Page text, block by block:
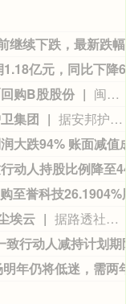
购B股股份
闽灿坤B公告称，公司拟以集中竞价交易方式回购境内上市外资股B股，回购资金总额不低于750万港币（含）且不超过1500万港币（含），回购价格不超过2.84港币/股，回购期限不超过3个月。本次回购用于维护公司价值及股东权益，预计回购股份数量为264.08-528.17万股，占公司总股本的1.42%-2.84%。截至公告日，相关人员暂无明确减持计划。本次回购存在一定实施风险。
集团
据安邦护卫集团消息，8月6日，中国科学院空天信息创新研究院低空总师、中科低空公司董事长杨猛一行到访安邦护卫集团，双方围绕低空经济产业落地、文旅低空新业态、应急救援等领域深入座谈。
埃云
据路透社8月5日报道，美国太空探索技术公司（SpaceX）一块自去年起在太空中漂浮的火箭残骸5日凌晨高速撞击月球。这块校车大小的残骸是一枚SpaceX“猎鹰9”号火箭的上面级，它曾于2025年1月把美国“萤火虫”航空航天公司的月球着陆器送往月球。该火箭残骸与月球的预期碰撞成为天文学家和航天爱好者的一大看点，他们热切期待目睹此次撞击的发生过程。重约4吨的火箭箭体在美国东部时间凌晨2时35分左右以8690千米的时速撞击月球。环绕月球飞行的几台航天器均处在无法拍摄到撞击特写画面的位置。不过，架设在智利帕拉纳尔天文台的欧洲南方天文台甚大望远镜捕捉到了此次撞击所产生的微弱闪光。欧洲南方天文台发言人对路透社表示：“我们可以确认，望远镜探测到了撞击后持续5至10分钟的撞击尘埃云中钠和锂气体的光谱线。”（参考消息）